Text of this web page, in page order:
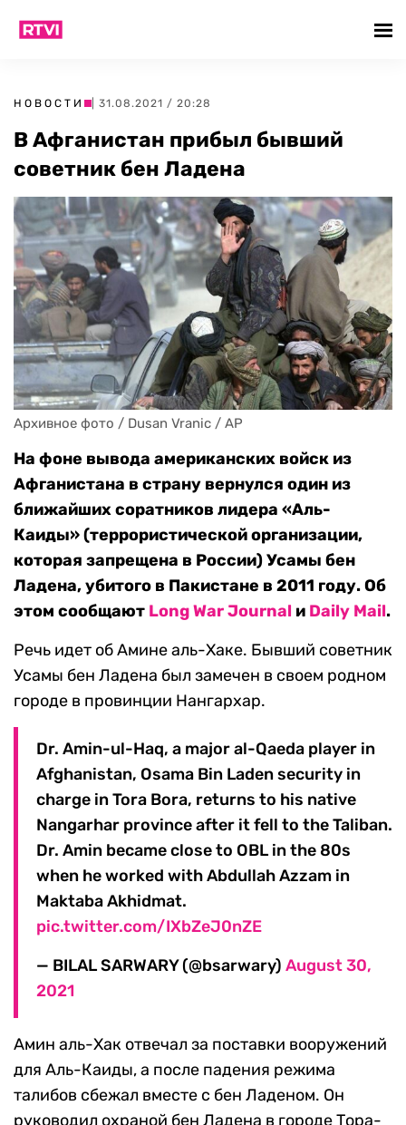
НОВОСТИ | 31.08.2021 / 20:28
В Афганистан прибыл бывший
советник бен Ладена
Архивное фото / Dusan Vranic / AP
На фоне вывода американских войск из
Афганистана в страну вернулся один из
ближайших соратников лидера «Аль-
Каиды» (террористической организации,
которая запрещена в России) Усамы бен
Ладена, убитого в Пакистане в 2011 году. Об
этом сообщают Long War Journal и Daily Mail.
Речь идет об Амине аль-Хаке. Бывший советник
Усамы бен Ладена был замечен в своем родном
городе в провинции Нангархар.
Dr. Amin-ul-Haq, a major al-Qaeda player in
Afghanistan, Osama Bin Laden security in
charge in Tora Bora, returns to his native
Nangarhar province after it fell to the Taliban.
Dr. Amin became close to OBL in the 80s
when he worked with Abdullah Azzam in
Maktaba Akhidmat.
pic.twitter.com/IXbZeJ0nZE
— BILAL SARWARY (@bsarwary) August 30,
2021
Амин аль-Хак отвечал за поставки вооружений
для Аль-Каиды, а после падения режима
талибов сбежал вместе с бен Ладеном. Он
руководил охраной бен Ладена в городе Тора-